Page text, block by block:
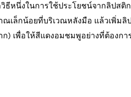
ธีหนึ่งในการใช้ประโยชน์จากลิปส
ณเล็กน้อยที่บริเวณหลังมือ แล้วเพิ่ม
ก) เพื่อให้สีแดงอมชมพูอย่างที่ต้องกา